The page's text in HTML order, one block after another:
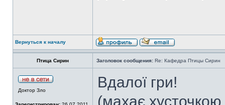
Вернуться к началу
Птица Сирин Заголовок сообщения: Re: Кафедра Птицы Сирин
Доктор Зло
Вдалої гри!
(махає хусточкою